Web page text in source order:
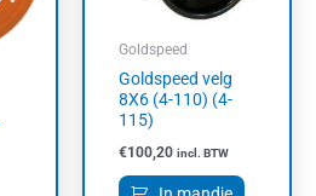
Goldspeed
Goldspeed velg
8X6 (4-110) (4-
115)
€100,20 incl. BTW